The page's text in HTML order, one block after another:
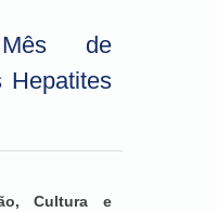
de
Hepatites
Cultura e